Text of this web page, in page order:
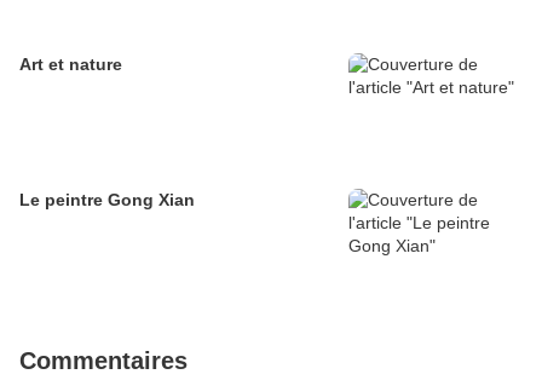
Art et nature
Le peintre Gong Xian
Commentaires